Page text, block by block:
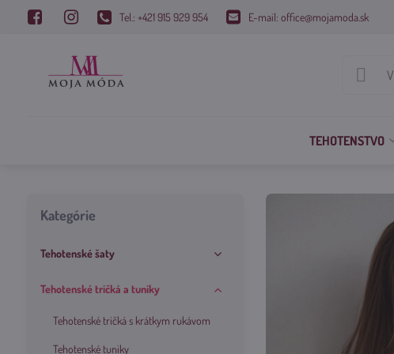
Tel.: +421 915 929 954 E-mail: office@mojamoda.sk
TEHOTENSTVO
Kategórie
Tehotenské šaty
Tehotenské tričká a tuniky
Tehotenské tričká s krátkym rukávom
Tehotenské tuniky